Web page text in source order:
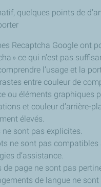
quelques points de
Recaptcha Google ont
» ce qui n’est pas
l’usage et la
entre couleur de
ou éléments graphiques
et couleur d’arrière-
élevés.
ne sont pas explicites.
ne sont pas compatibles
d’assistance.
de page ne sont pas
de langue ne